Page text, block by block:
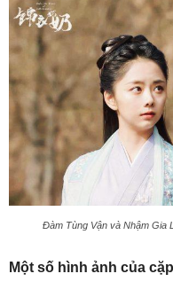
Đàm Tùng Vận và Nhậm Gia
Một số hình ảnh của